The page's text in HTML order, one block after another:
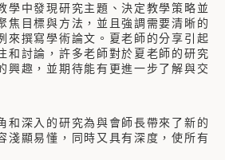
學中發現研究主題、決定教學策略並
焦目標與方法，並且強調需要清晰的
來撰寫學術論文。夏老師的分享引起
和討論，許多老師對於夏老師的研究
興趣，並期待能有更進一步了解與交
和深入的研究為與會師長帶來了新的
淺顯易懂，同時又具有深度，使所有